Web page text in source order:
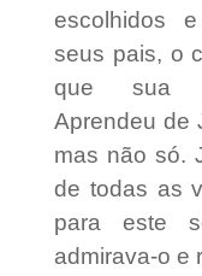
escolhidos
seus pais, o
que sua
Aprendeu de
mas não só.
de todas as
para este
admirava-o e